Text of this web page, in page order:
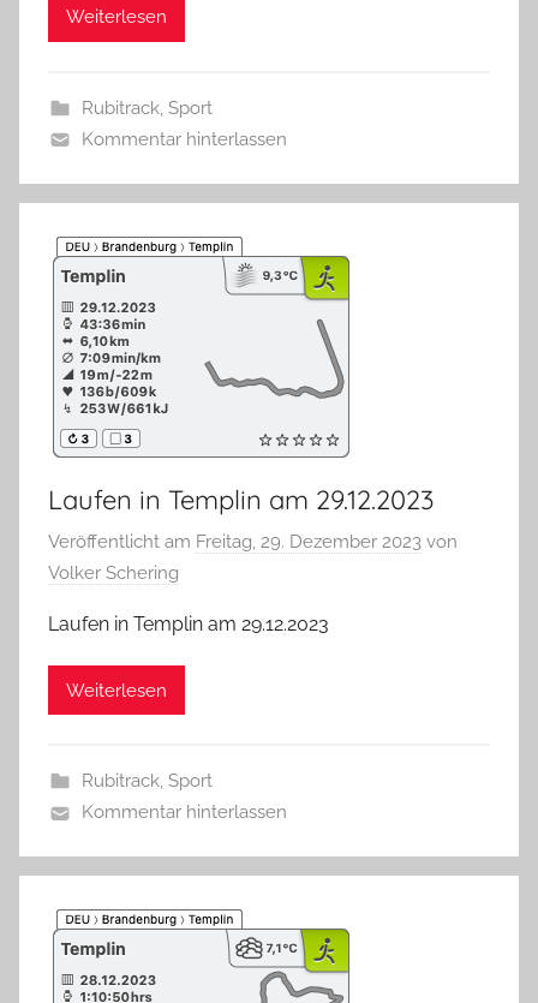
Weiterlesen
Rubitrack, Sport
Kommentar hinterlassen
Laufen in Templin am 29.12.2023
Veröffentlicht am Freitag, 29. Dezember 2023 von
Volker Schering
Laufen in Templin am 29.12.2023
Weiterlesen
Rubitrack, Sport
Kommentar hinterlassen